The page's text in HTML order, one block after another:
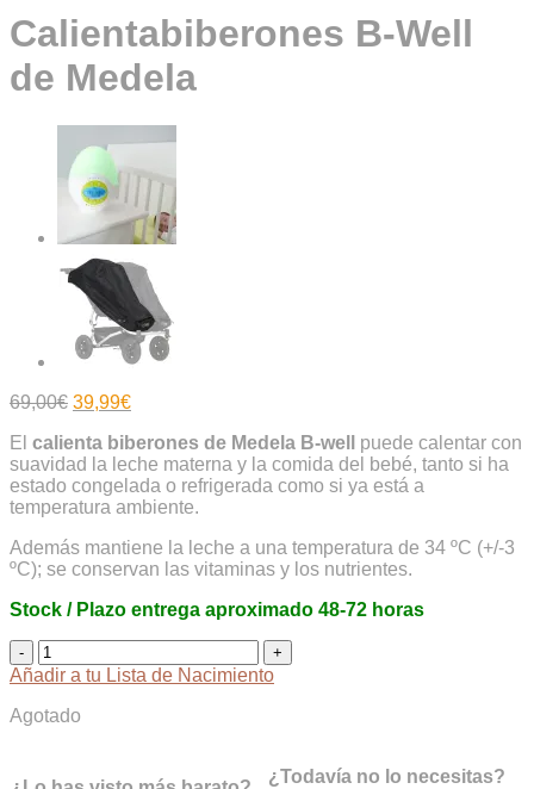
Calientabiberones B-Well
de Medela
69,00€ El
original
era:
69,00€.
39,99€El
actual
es:
39,99€.
El calienta biberones de Medela B-well
puede calentar con
suavidad la leche materna y la comida del bebé, tanto si ha
estado congelada o refrigerada como si ya está a
temperatura ambiente.
Además mantiene la leche a una temperatura de 34 ºC (+/-3
ºC); se conservan las vitaminas y los nutrientes.
Stock / Plazo entrega aproximado 48-72 horas
Calientabiberones
B-
de
Añadir a tu Lista de Nacimiento
Agotado
¿Todavía no lo necesitas?